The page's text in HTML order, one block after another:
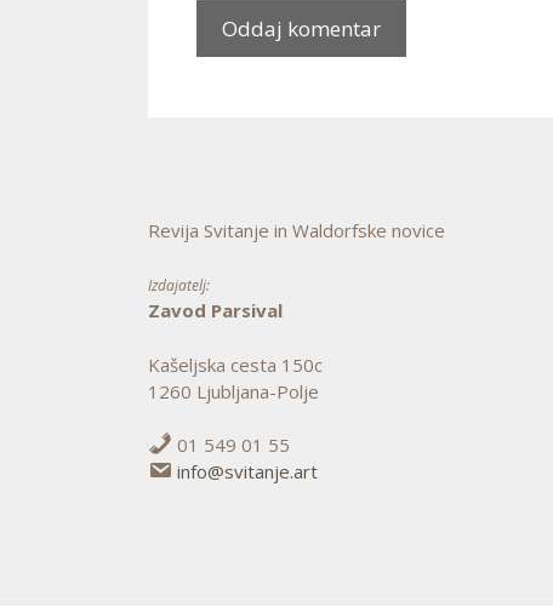
Revija Svitanje in Waldorfske novice
Izdajatelj:
Zavod Parsival
Kašeljska cesta 150c
1260 Ljubljana-Polje
01 549 01 55
info@svitanje.art